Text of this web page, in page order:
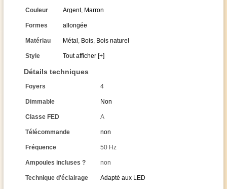
Couleur Argent, Marron
Formes allongée
Matériau Métal , Bois, Bois naturel
Style Tout afficher [+]
Détails techniques
Foyers 4
Dimmable Non
Classe FED A
Télécommande non
Fréquence 50 Hz
Ampoules incluses ? non
Technique d'éclairage Adapté aux LED